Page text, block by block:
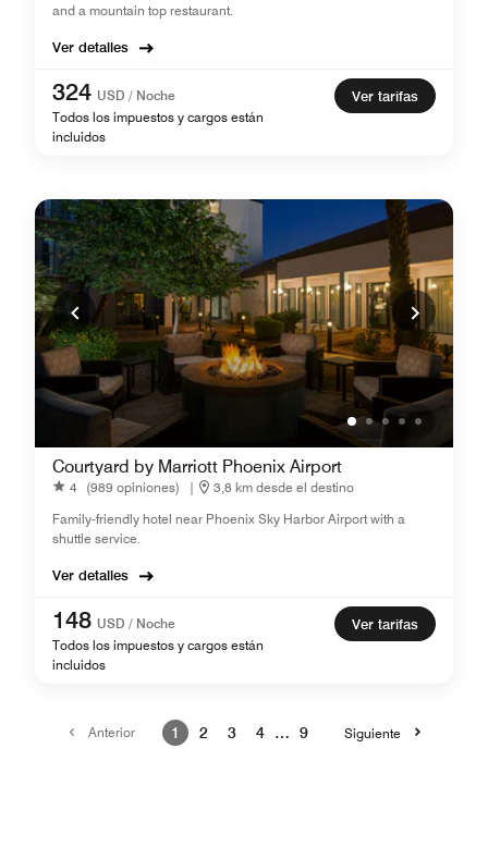
and a mountain top restaurant.
Ver detalles
324 USD / Noche
Todos los impuestos y cargos están
incluidos
Ver tarifas
Courtyard by Marriott Phoenix Airport
4 (989 opiniones) |
3,8 km desde el destino
Family-friendly hotel near Phoenix Sky Harbor Airport with a
shuttle service.
Ver detalles
148 USD / Noche
Todos los impuestos y cargos están
incluidos
Ver tarifas
Anterior 1 2 3 4 … 9 Siguiente